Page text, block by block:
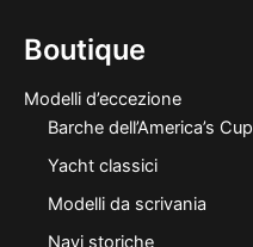
Boutique
Modelli d’eccezione
Barche dell’America’s Cup
Yacht classici
Modelli da scrivania
Navi storiche